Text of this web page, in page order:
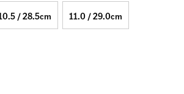
/ 28.5cm 11.0 / 29.0cm